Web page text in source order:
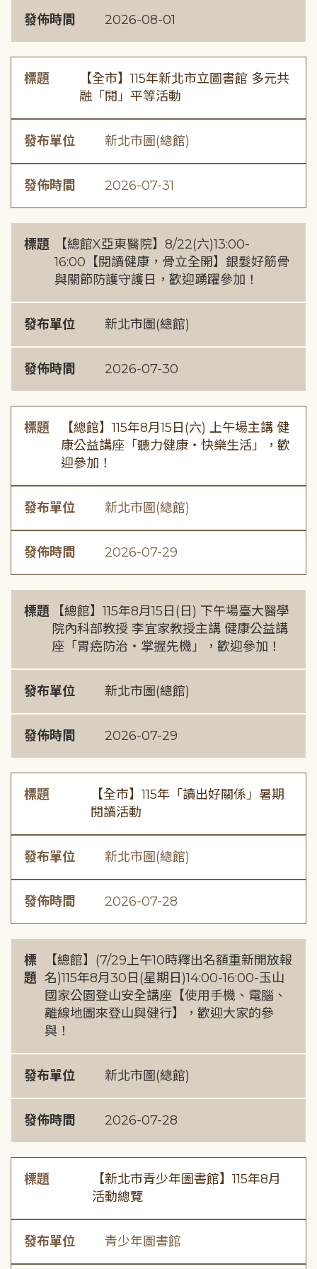
發佈時間 2026-08-01
標題
【全市】115年新北市立圖書館 多元共
融「閱」平等活動
發布單位 新北市圖(總館)
發佈時間 2026-07-31
標題
【總館X亞東醫院】8/22(六)13:00-
16:00【閱讀健康，骨立全開】銀髮好筋骨
與關節防護守護日，歡迎踴躍參加！
發布單位 新北市圖(總館)
發佈時間 2026-07-30
標題
【總館】115年8月15日(六) 上午場主講 健
康公益講座「聽力健康・快樂生活」，歡
迎參加！
發布單位 新北市圖(總館)
發佈時間 2026-07-29
標題
【總館】115年8月15日(日) 下午場臺大醫學
院內科部教授 李宜家教授主講 健康公益講
座「胃癌防治・掌握先機」，歡迎參加！
發布單位 新北市圖(總館)
發佈時間 2026-07-29
標題
【全市】115年「讀出好關係」暑期
閱讀活動
發布單位 新北市圖(總館)
發佈時間 2026-07-28
標
題
【總館】(7/29上午10時釋出名額重新開放報
名)115年8月30日(星期日)14:00-16:00-玉山
國家公園登山安全講座【使用手機、電腦、
離線地圖來登山與健行】，歡迎大家的參
與！
發布單位 新北市圖(總館)
發佈時間 2026-07-28
標題
【新北市青少年圖書館】115年8月
活動總覽
發布單位 青少年圖書館